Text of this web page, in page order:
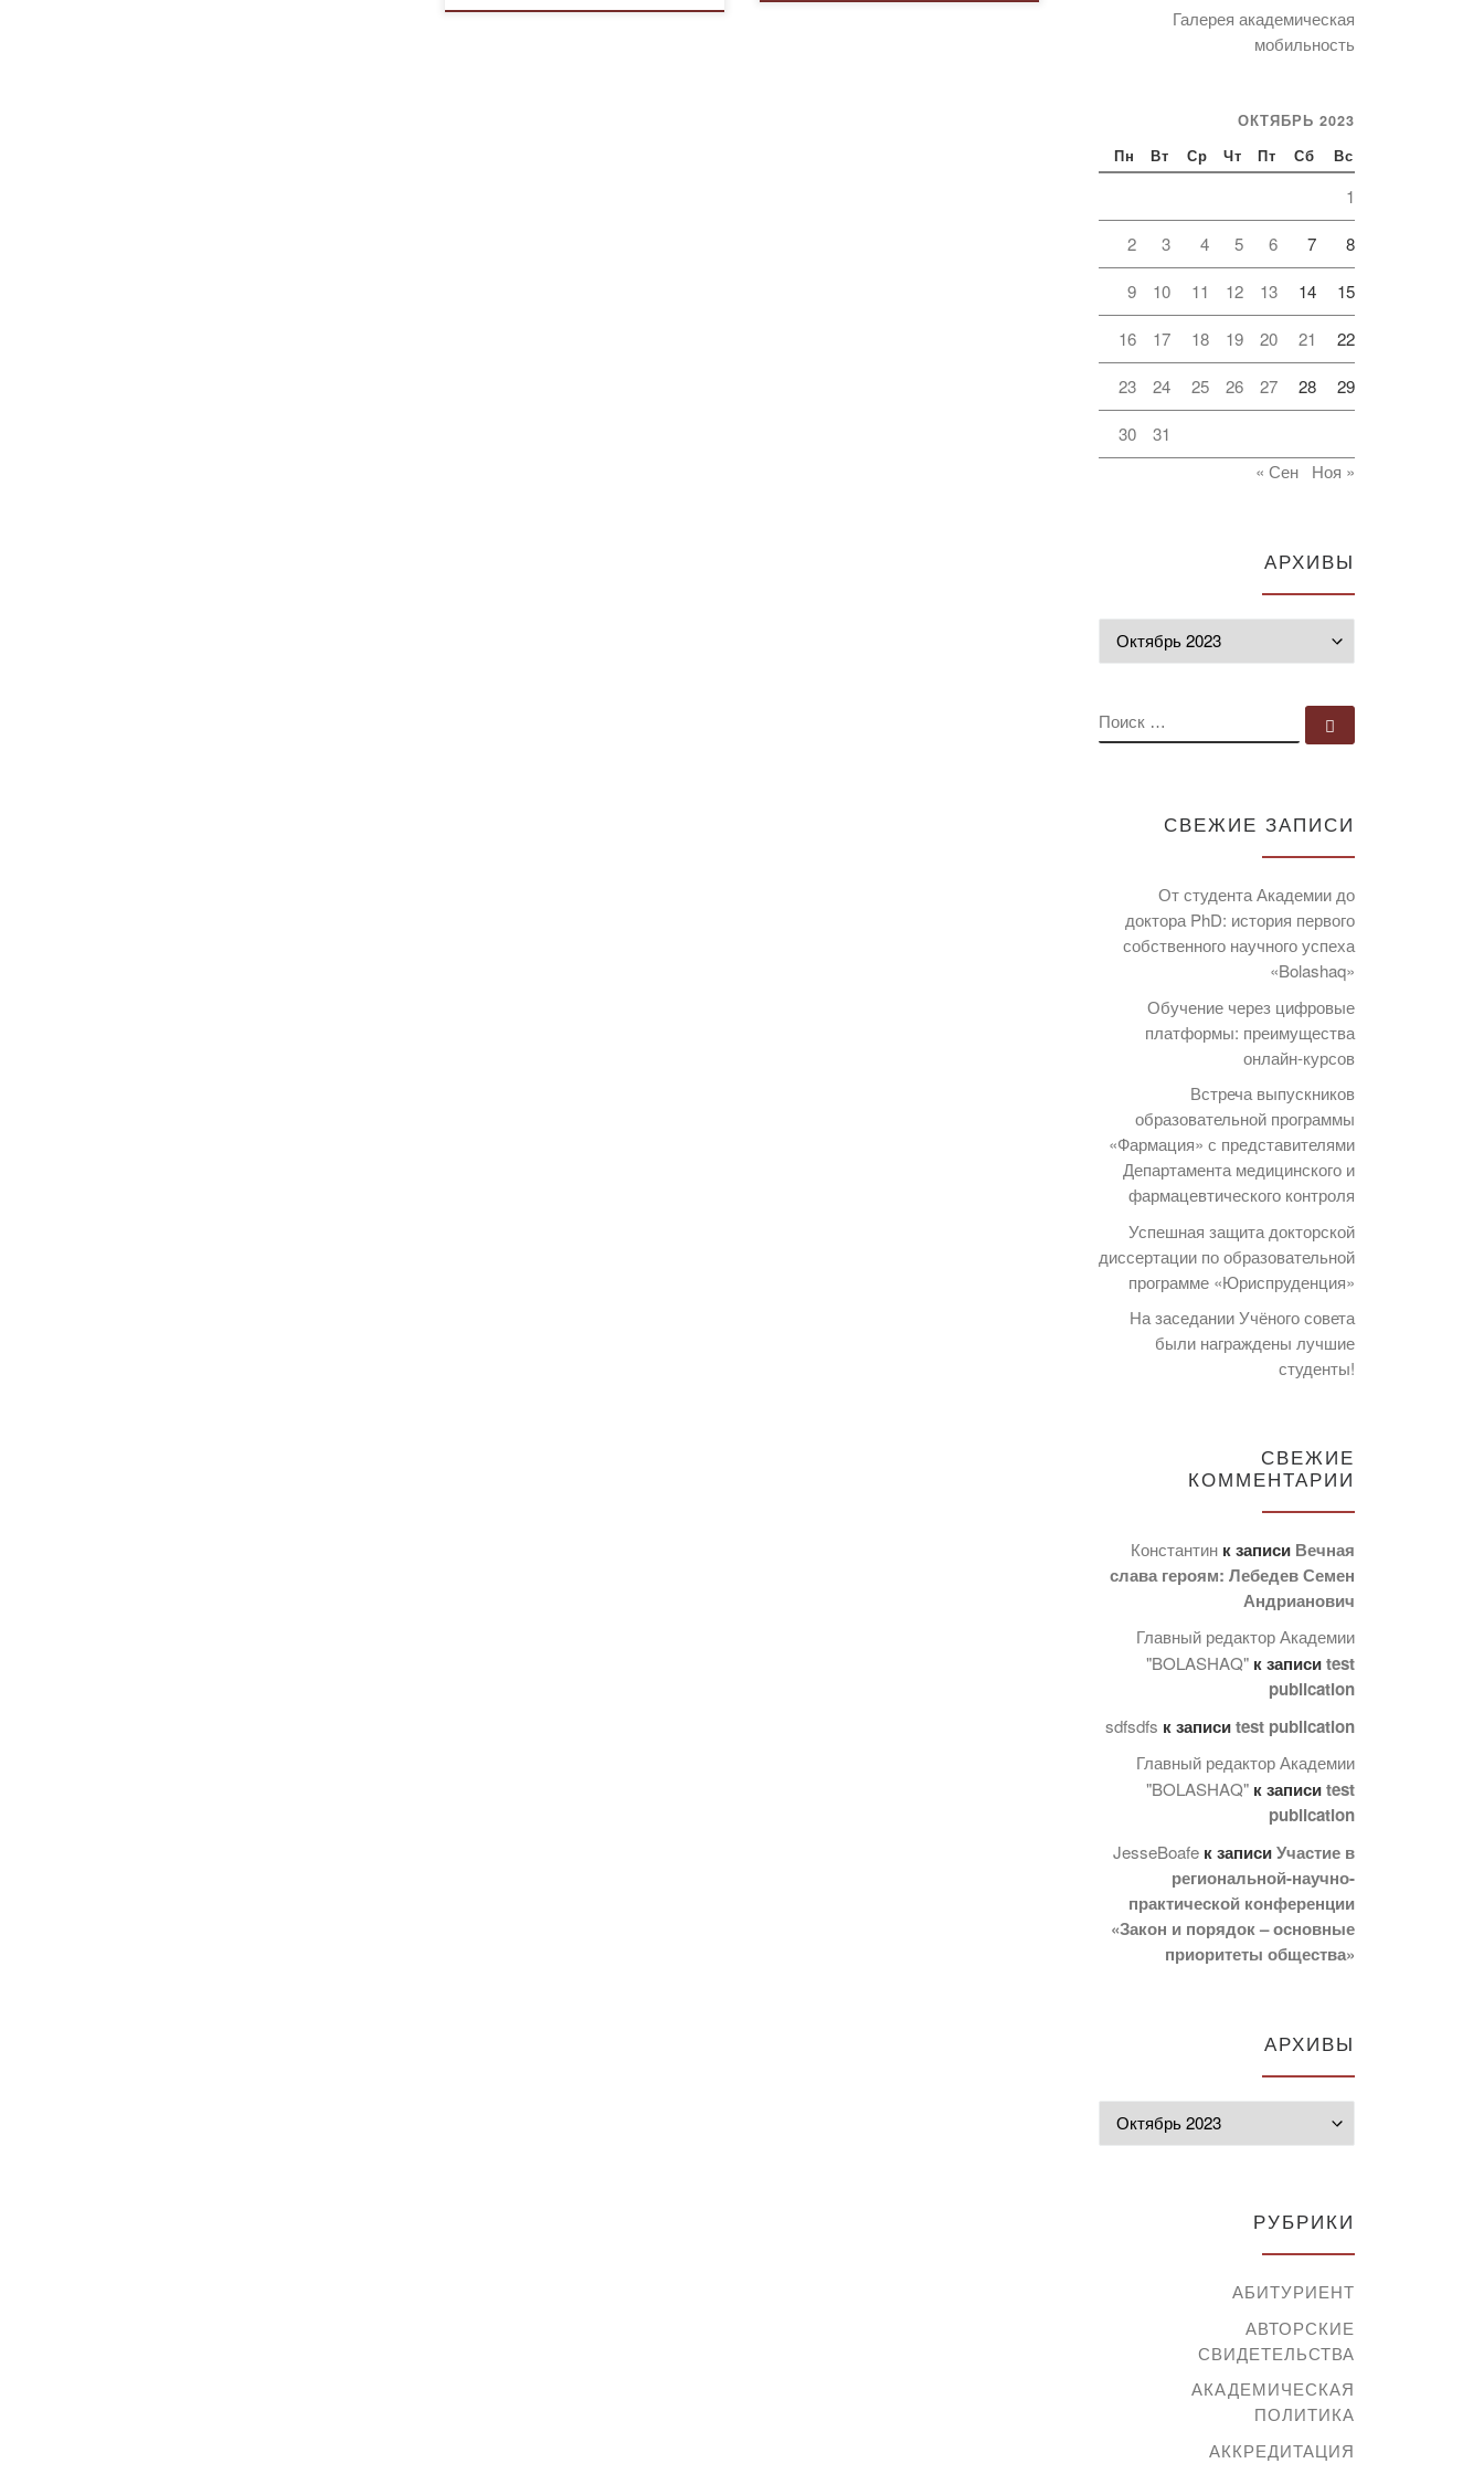
Галерея академическая
мобильность
ОКТЯБРЬ 2023
Пн Вт Ср Чт Пт Сб Вс
1
2 3 4 5 6 7 8
9 10 11 12 13 14 15
16 17 18 19 20 21 22
23 24 25 26 27 28 29
30
31
« Сен
Ноя »
АРХИВЫ
ПОИСК
СВЕЖИЕ ЗАПИСИ
От студента Академии до
доктора PhD: история первого
собственного научного успеха
«Bolashaq»
Обучение через цифровые
платформы: преимущества
онлайн-курсов
Встреча выпускников
образовательной программы
«Фармация» с представителями
Департамента медицинского и
фармацевтического контроля
Успешная защита докторской
диссертации по образовательной
программе «Юриспруденция»
На заседании Учёного совета
были награждены лучшие
студенты!
СВЕЖИЕ
КОММЕНТАРИИ
Константин к записи Вечная
слава героям: Лебедев Семен
Андрианович
Главный редактор Академии
"BOLASHAQ" к записиtest
publication
sdfsdfs к записиtest publication
Главный редактор Академии
"BOLASHAQ" к записиtest
publication
JesseBoafe к записиУчастие в
региональной-научно-
практической конференции
«Закон и порядок – основные
приоритеты общества»
АРХИВЫ
РУБРИКИ
АБИТУРИЕНТ
АВТОРСКИЕ
СВИДЕТЕЛЬСТВА
АКАДЕМИЧЕСКАЯ
ПОЛИТИКА
АККРЕДИТАЦИЯ